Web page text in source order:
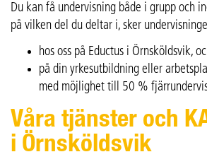
Du kan få undervisning både i grupp och
på vilken del du deltar i, sker
hos oss på Eductus i Örnsköldsvik,
på din yrkesutbildning eller
med möjlighet till 50 %
Våra tjänster och
i Örnsköldsvik